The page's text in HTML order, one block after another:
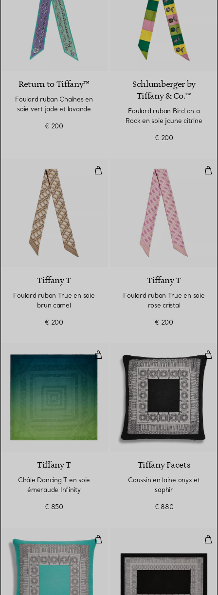
2 Couleurs
Return to Tiffany™
Foulard ruban Chaînes en
soie vert jade et lavande
€ 200
Schlumberger by
Tiffany & Co.™
Foulard ruban Bird on a
Rock en soie jaune citrine
€ 200
Foulard ruban True en soie brun
4 Couleurs
Tiffany T
Foulard ruban True en soie
brun camel
€ 200
Tiffany T
Foulard ruban True en soie
rose cristal
€ 200
Châle Dancing T en soie
3 Couleurs
Tiffany T
Châle Dancing T en soie
émeraude Infinity
€ 850
Tiffany Facets
Coussin en laine onyx et
saphir
€ 880
Coussin en laine Tiffany Blue®